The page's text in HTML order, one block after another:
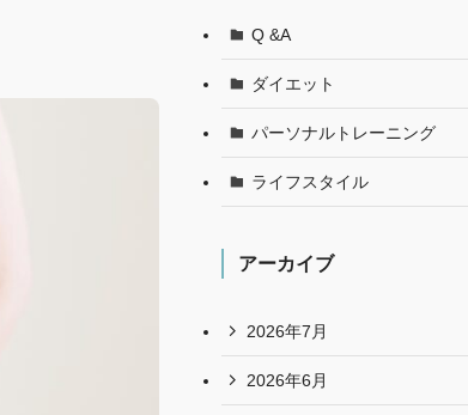
Q &A
ダイエット
パーソナルトレーニング
ライフスタイル
アーカイブ
2026年7月
2026年6月